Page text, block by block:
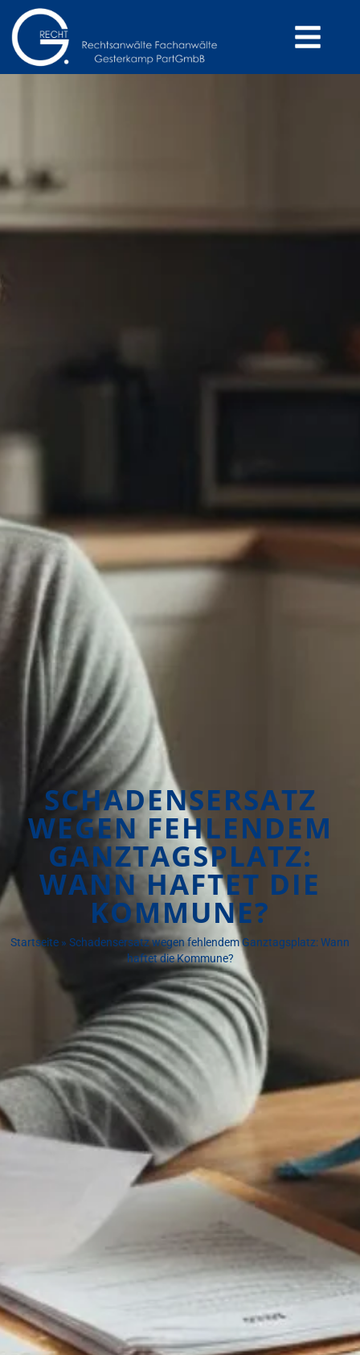
SCHADENSERSATZ
WEGEN FEHLENDEM
GANZTAGSPLATZ:
WANN HAFTET DIE
KOMMUNE?
Startseite » Schadensersatz wegen fehlendem Ganztagsplatz: Wann
haftet die Kommune?